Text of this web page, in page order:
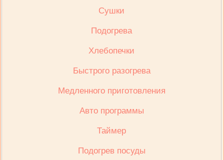
Сушки
Подогрева
Хлебопечки
Быстрого разогрева
Медленного приготовления
Авто программы
Таймер
Подогрев посуды